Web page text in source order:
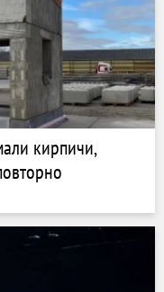
кирпичи,